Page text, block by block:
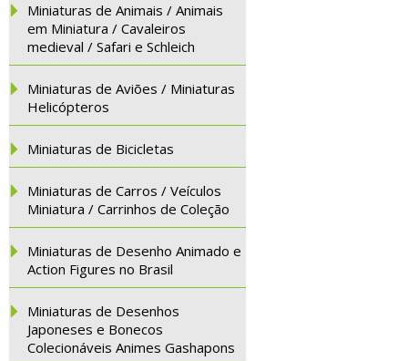
Miniaturas de Animais / Animais
em Miniatura / Cavaleiros
medieval / Safari e Schleich
Miniaturas de Aviões / Miniaturas
Helicópteros
Miniaturas de Bicicletas
Miniaturas de Carros / Veículos
Miniatura / Carrinhos de Coleção
Miniaturas de Desenho Animado e
Action Figures no Brasil
Miniaturas de Desenhos
Japoneses e Bonecos
Colecionáveis Animes Gashapons